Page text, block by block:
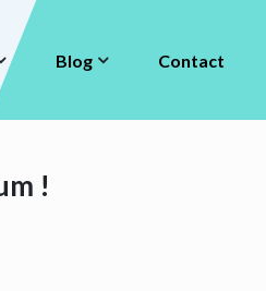
Blog Contact
Contact
!